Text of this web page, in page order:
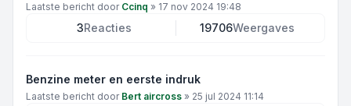
Laatste bericht door Ccinq » 17 nov 2024 19:48
3Reacties 19706Weergaves
Benzine meter en eerste indruk
Laatste bericht door Bert aircross » 25 jul 2024 11:14